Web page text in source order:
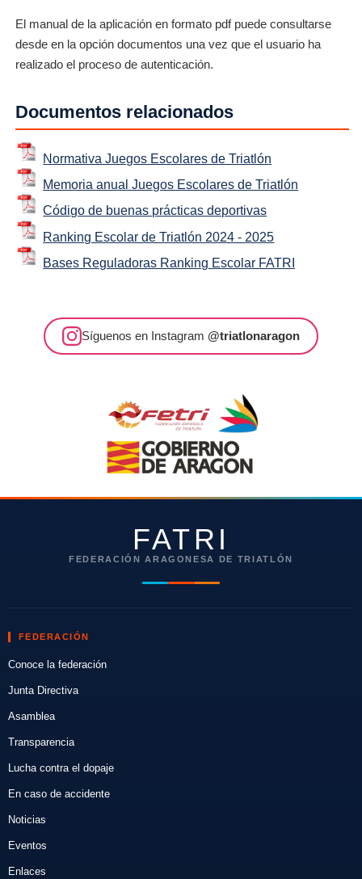
El manual de la aplicación en formato pdf puede consultarse
desde en la opción documentos una vez que el usuario ha
realizado el proceso de autenticación.
Documentos relacionados
Normativa Juegos Escolares de Triatlón
Memoria anual Juegos Escolares de Triatlón
Código de buenas prácticas deportivas
Ranking Escolar de Triatlón 2024 - 2025
Bases Reguladoras Ranking Escolar FATRI
Síguenos en Instagram @triatlonaragon
FATRI
FEDERACIÓN ARAGONESA DE TRIATLÓN
FEDERACIÓN
Conoce la federación
Junta Directiva
Asamblea
Transparencia
Lucha contra el dopaje
En caso de accidente
Noticias
Eventos
Enlaces